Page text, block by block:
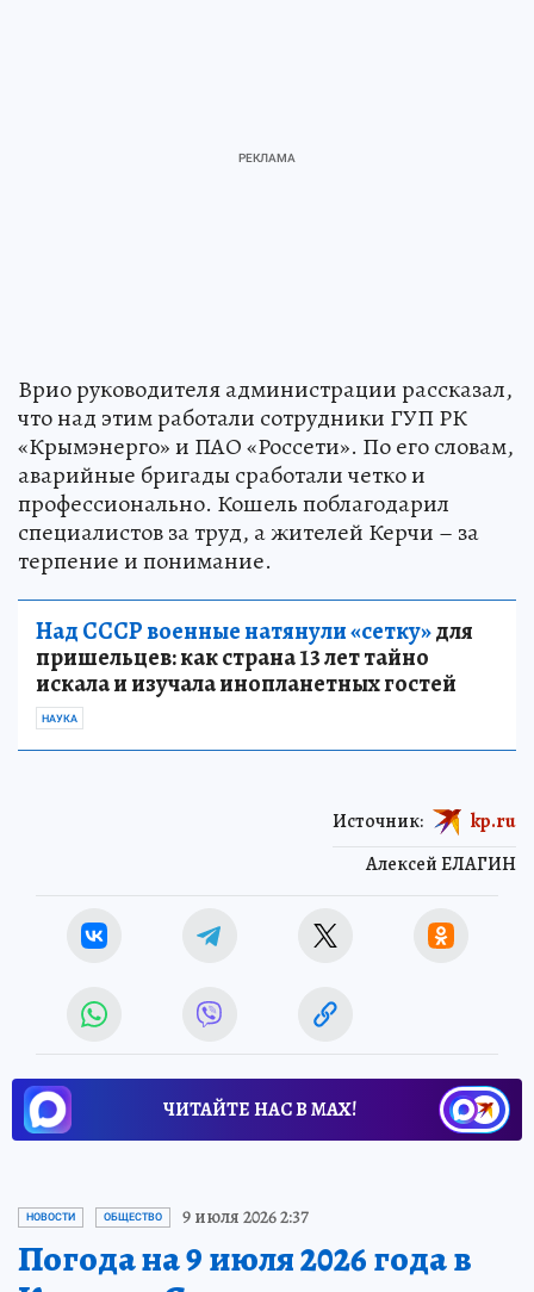
Врио руководителя администрации рассказал,
что над этим работали сотрудники ГУП РК
«Крымэнерго» и ПАО «Россети». По его словам,
аварийные бригады сработали четко и
профессионально. Кошель поблагодарил
специалистов за труд, а жителей Керчи – за
терпение и понимание.
Над СССР военные натянули «сетку»для
пришельцев: как страна 13 лет тайно
искала и изучала инопланетных гостей
НАУКА
Алексей ЕЛАГИН
Источник: kp.ru
ЧИТАЙТЕ НАС В МАХ!
НОВОСТИ ОБЩЕСТВО 9 июля 2026 2:37
Погода на 9 июля 2026 года в